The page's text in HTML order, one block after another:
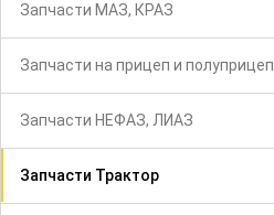
Запчасти МАЗ, КРАЗ
Запчасти на прицеп и полуприцеп
Запчасти НЕФАЗ, ЛИАЗ
Запчасти Трактор